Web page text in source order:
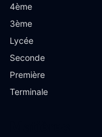
4ème
3ème
Lycée
Seconde
Première
Terminale